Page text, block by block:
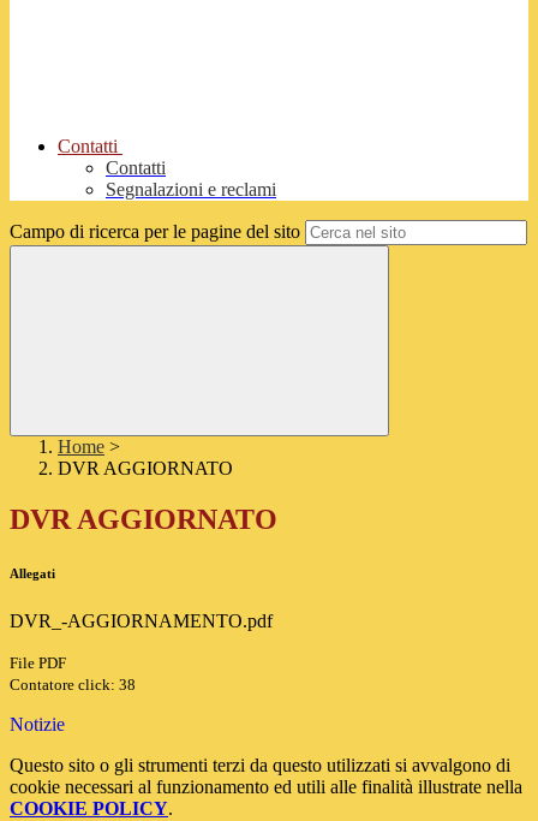
Contatti
Contatti
Segnalazioni e reclami
Campo di ricerca per le pagine del sito
Home >
DVR AGGIORNATO
DVR AGGIORNATO
Allegati
DVR_-AGGIORNAMENTO.pdf
File PDF
Contatore click: 38
Notizie
Questo sito o gli strumenti terzi da questo utilizzati si avvalgono di
cookie necessari al funzionamento ed utili alle finalità illustrate nella
COOKIE POLICY.